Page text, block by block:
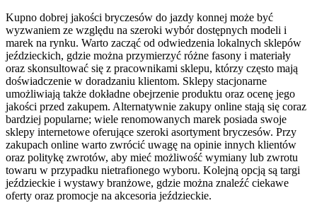
Kupno dobrej jakości bryczesów do jazdy konnej może być
wyzwaniem ze względu na szeroki wybór dostępnych modeli i
marek na rynku. Warto zacząć od odwiedzenia lokalnych sklepów
jeździeckich, gdzie można przymierzyć różne fasony i materiały
oraz skonsultować się z pracownikami sklepu, którzy często mają
doświadczenie w doradzaniu klientom. Sklepy stacjonarne
umożliwiają także dokładne obejrzenie produktu oraz ocenę jego
jakości przed zakupem. Alternatywnie zakupy online stają się coraz
bardziej popularne; wiele renomowanych marek posiada swoje
sklepy internetowe oferujące szeroki asortyment bryczesów. Przy
zakupach online warto zwrócić uwagę na opinie innych klientów
oraz politykę zwrotów, aby mieć możliwość wymiany lub zwrotu
towaru w przypadku nietrafionego wyboru. Kolejną opcją są targi
jeździeckie i wystawy branżowe, gdzie można znaleźć ciekawe
oferty oraz promocje na akcesoria jeździeckie.